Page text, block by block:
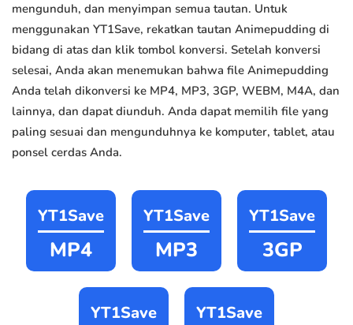
mengunduh, dan menyimpan semua tautan. Untuk
menggunakan YT1Save, rekatkan tautan Animepudding di
bidang di atas dan klik tombol konversi. Setelah konversi
selesai, Anda akan menemukan bahwa file Animepudding
Anda telah dikonversi ke MP4, MP3, 3GP, WEBM, M4A, dan
lainnya, dan dapat diunduh. Anda dapat memilih file yang
paling sesuai dan mengunduhnya ke komputer, tablet, atau
ponsel cerdas Anda.
YT1Save
MP4
YT1Save
MP3
YT1Save
3GP
YT1Save YT1Save